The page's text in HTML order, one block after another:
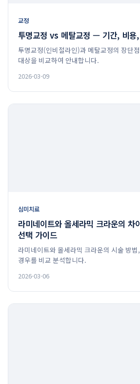
교정
투명교정 vs 메탈교정 — 기간, 비용
투명교정(인비절라인)과 메탈교정의 장단
대상을 비교하여 안내합니다.
2026-03-09
심미치료
라미네이트와 올세라믹 크라운의
선택 가이드
라미네이트와 올세라믹 크라운의 시술 방
경우를 비교 분석합니다.
2026-03-06